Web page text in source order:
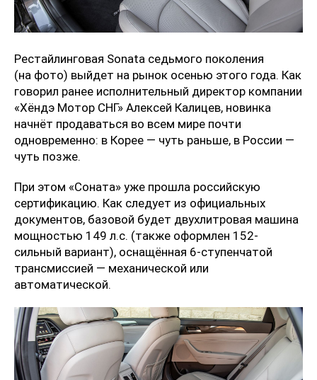
Рестайлинговая Sonata седьмого поколения
(на фото) выйдет на рынок осенью этого года. Как
говорил ранее исполнительный директор компании
«Хёндэ Мотор СНГ» Алексей Калицев, новинка
начнёт продаваться во всем мире почти
одновременно: в Корее — чуть раньше, в России —
чуть позже.
При этом «Соната» уже прошла российскую
сертификацию. Как следует из официальных
документов, базовой будет двухлитровая машина
мощностью 149 л.с. (также оформлен 152-
сильный вариант), оснащённая 6-ступенчатой
трансмиссией — механической или
автоматической.